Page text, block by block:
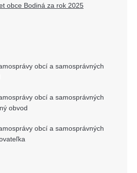
obce Bodiná za rok 2025
obcí a samosprávných
obcí a samosprávných
obvod
obcí a samosprávných